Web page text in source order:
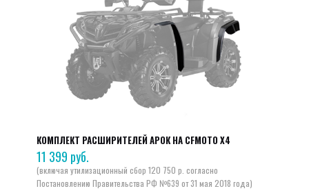
КОМПЛЕКТ РАСШИРИТЕЛЕЙ АРОК НА CFMOTO X4
11 399 руб.